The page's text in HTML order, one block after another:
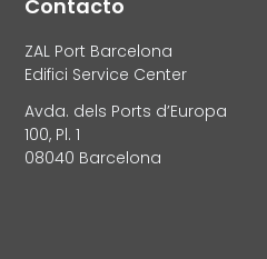
Contacto
ZAL Port Barcelona
Edifici Service Center
Avda. dels Ports d’Europa
100, Pl. 1
08040 Barcelona